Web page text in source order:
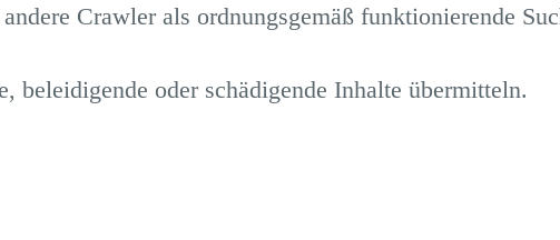
Crawler als ordnungsgemäß funktionierende
beleidigende oder schädigende Inhalte übermitteln.